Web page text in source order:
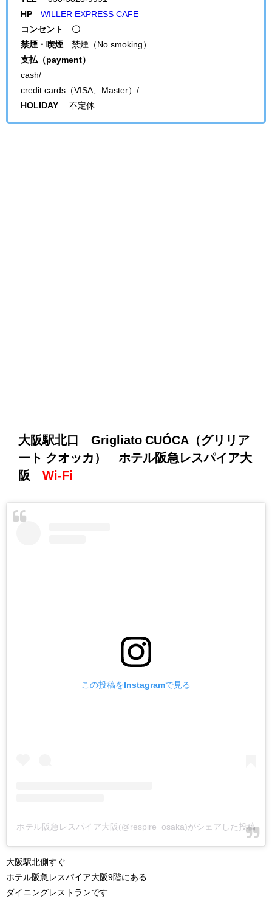
HP WILLER EXPRESS CAFE
コンセント 〇
禁煙・喫煙 禁煙（ No smoking ）
支払（payment）
cash/
credit cards（VISA、Master）/
HOLIDAY 不定休
大阪駅北口 Grigliato CUÓCA（グリリア
ート クオッカ） ホテル阪急レスパイア大
阪 Wi-Fi
この投稿をInstagramで見る
ホテル阪急レスパイア大阪(@respire_osaka)がシェアした投稿
大阪駅北側すぐ
ホテル阪急レスパイア大阪9階にある
ダイニングレストランです